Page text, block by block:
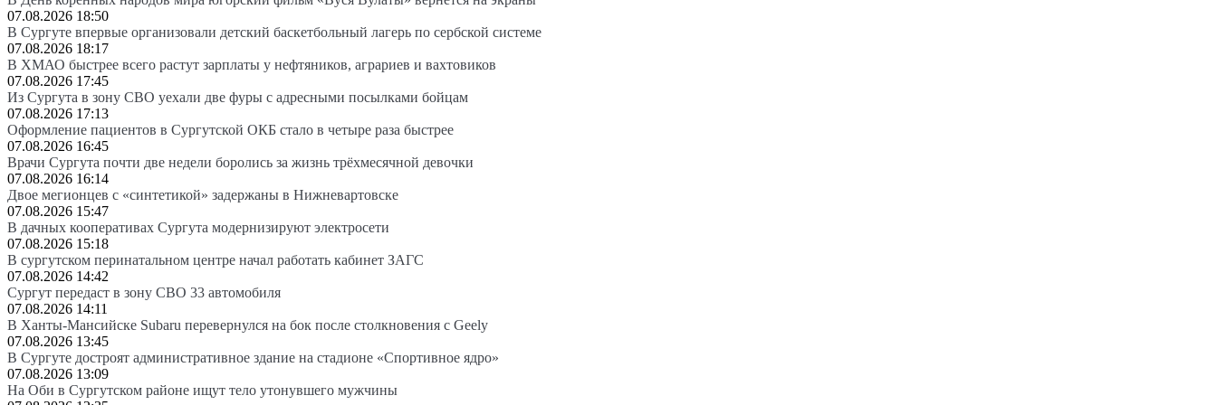
07.08.2026 18:50
В Сургуте впервые организовали детский баскетбольный лагерь по сербской системе
07.08.2026 18:17
В ХМАО быстрее всего растут зарплаты у нефтяников, аграриев и вахтовиков
07.08.2026 17:45
Из Сургута в зону СВО уехали две фуры с адресными посылками бойцам
07.08.2026 17:13
Оформление пациентов в Сургутской ОКБ стало в четыре раза быстрее
07.08.2026 16:45
Врачи Сургута почти две недели боролись за жизнь трёхмесячной девочки
07.08.2026 16:14
Двое мегионцев с «синтетикой» задержаны в Нижневартовске
07.08.2026 15:47
В дачных кооперативах Сургута модернизируют электросети
07.08.2026 15:18
В сургутском перинатальном центре начал работать кабинет ЗАГС
07.08.2026 14:42
Сургут передаст в зону СВО 33 автомобиля
07.08.2026 14:11
В Ханты-Мансийске Subaru перевернулся на бок после столкновения с Geely
07.08.2026 13:45
В Сургуте достроят административное здание на стадионе «Спортивное ядро»
07.08.2026 13:09
На Оби в Сургутском районе ищут тело утонувшего мужчины